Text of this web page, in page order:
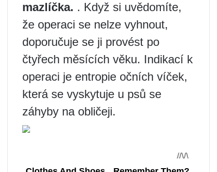
mazlíčka. . Když si uvědomíte,
že operaci se nelze vyhnout,
doporučuje se ji provést po
čtyřech měsících věku. Indikací k
operaci je entropie očních víček,
která se vyskytuje u psů se
záhyby na obličeji.